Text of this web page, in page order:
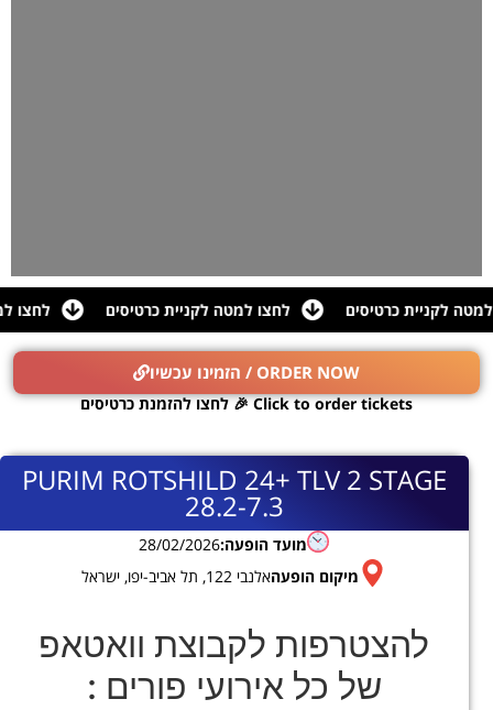
לחצו לחצו למטה לקניית כרטיסים למטה לקניית כרטיסים
הזמינו עכשיו / ORDER NOW
לחצו להזמנת כרטיסים 🎉 Click to order tickets
PURIM ROTSHILD 24+ TLV 2 STAGE
28.2-7.3
28/02/2026מועד הופעה:
אלנבי 122, תל אביב-יפו, ישראלמיקום הופעה
להצטרפות לקבוצת וואטאפ
של כל אירועי פורים :